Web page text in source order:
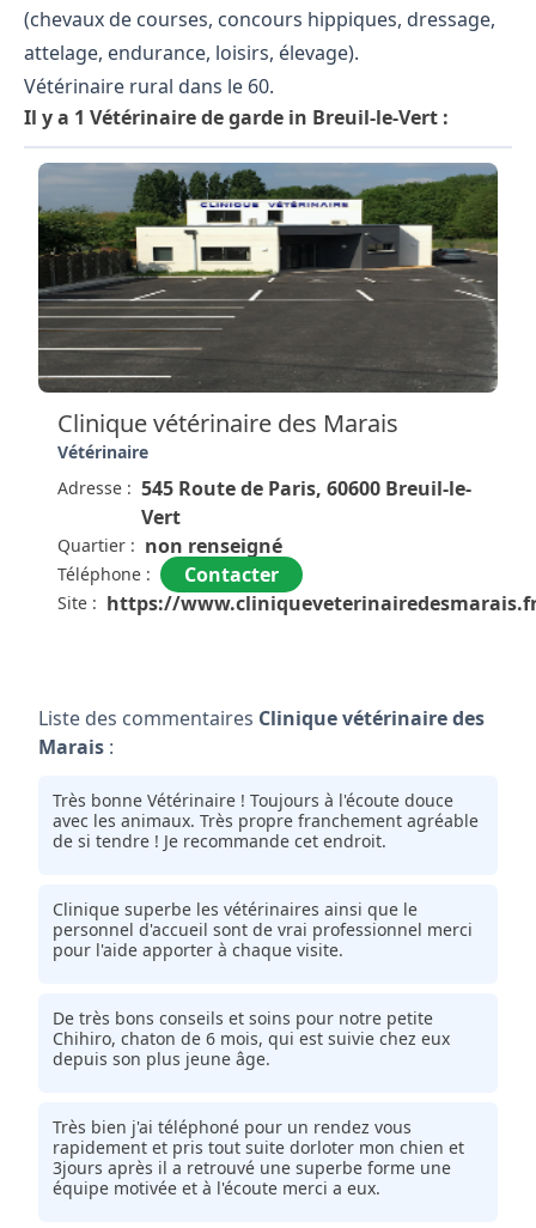
(chevaux de courses, concours hippiques, dressage,
attelage, endurance, loisirs, élevage).
Vétérinaire rural dans le 60.
Il y a 1 Vétérinaire de garde in Breuil-le-Vert :
Clinique vétérinaire des Marais
Vétérinaire
Adresse : 545 Route de Paris, 60600 Breuil-le-
Vert
Quartier : non renseigné
Téléphone : Contacter
Site : https://
Liste des commentaires Clinique vétérinaire des
Marais :
Très bonne Vétérinaire ! Toujours à l'écoute douce
avec les animaux. Très propre franchement agréable
de si tendre ! Je recommande cet endroit.
Clinique superbe les vétérinaires ainsi que le
personnel d'accueil sont de vrai professionnel merci
pour l'aide apporter à chaque visite.
De très bons conseils et soins pour notre petite
Chihiro, chaton de 6 mois, qui est suivie chez eux
depuis son plus jeune âge.
Très bien j'ai téléphoné pour un rendez vous
rapidement et pris tout suite dorloter mon chien et
3jours après il a retrouvé une superbe forme une
équipe motivée et à l'écoute merci a eux.